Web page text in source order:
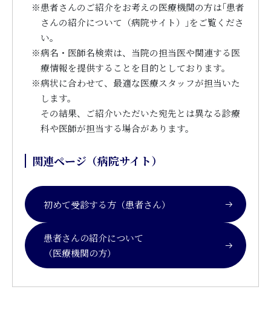
※患者さんのご紹介をお考えの医療機関の方は｢患者
さんの紹介について（病院サイト）｣をご覧くださ
い。
※病名・医師名検索は、当院の担当医や関連する医
療情報を提供することを目的としております。
※病状に合わせて、最適な医療スタッフが担当いた
します。
その結果、ご紹介いただいた宛先とは異なる診療
科や医師が担当する場合があります。
関連ページ（病院サイト）
初めて受診する方（患者さん）
患者さんの紹介について
（医療機関の方）